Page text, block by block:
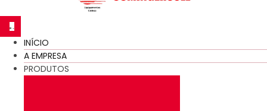
INÍCIO
A EMPRESA
PRODUTOS